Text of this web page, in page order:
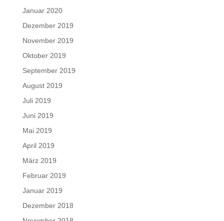
Januar 2020
Dezember 2019
November 2019
Oktober 2019
September 2019
August 2019
Juli 2019
Juni 2019
Mai 2019
April 2019
März 2019
Februar 2019
Januar 2019
Dezember 2018